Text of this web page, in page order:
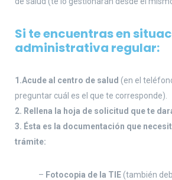
Si te encuentras en
administrativa regular:
1.Acude al centro de salud (en el
preguntar cuál es el que te corresponde).
2. Rellena la hoja de solicitud que te
3. Ésta es la documentación que
trámite:
– Fotocopia de la TIE (también